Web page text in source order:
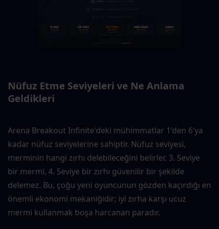
Nüfuz Etme Seviyeleri ve Ne Anlama
Geldikleri
Arena Breakout Infinite'deki mühimmatlar 1'den 6'ya
kadar nüfuz seviyelerine sahiptir. Nüfuz seviyesi,
merminin hangi zırhı delebileceğini belirler. 3. Seviye
bir mermi, 4. Seviye bir zırhı güvenilir bir şekilde
delemez. Bu, çoğu yeni oyuncunun gözden kaçırdığı en
önemli ekonomi mekaniğidir; iyi zırha karşı ucuz
mermi kullanmak boşa harcanan paradır.